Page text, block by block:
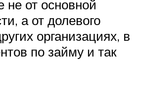
не от основной
а от долевого
организациях, в
по займу и так